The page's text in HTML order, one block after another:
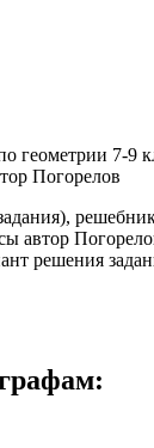
автор
решения